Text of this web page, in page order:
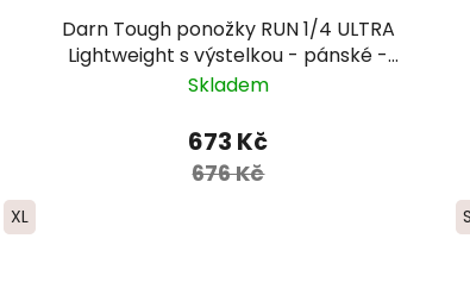
Darn Tough ponožky RUN 1/4 ULTRA
Lightweight s výstelkou - pánské -
zelenomodré
Skladem
673 Kč
676 Kč
XL S